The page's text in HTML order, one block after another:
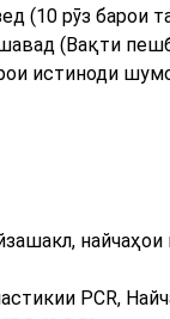
(10 рӯз барои
(Вақти
истиноди
найчаҳои
PCR,